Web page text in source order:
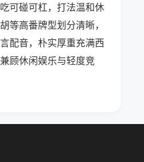
可碰可杠，打法温和休
等高番牌型划分清晰，
配音，朴实厚重充满西
顾休闲娱乐与轻度竞